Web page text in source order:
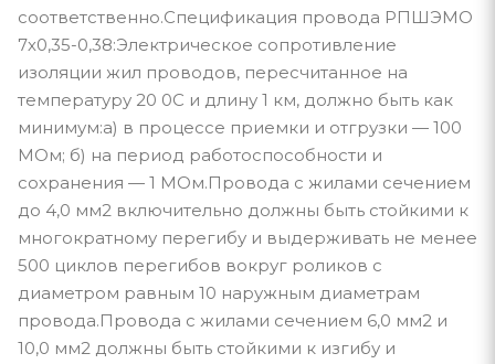
соответственно.Спецификация провода РПШЭМО
7х0,35-0,38:Электрическое сопротивление
изоляции жил проводов, пересчитанное на
температуру 20 0С и длину 1 км, должно быть как
минимум:а) в процессе приемки и отгрузки — 100
МОм; б) на период работоспособности и
сохранения — 1 МОм.Провода с жилами сечением
до 4,0 мм2 включительно должны быть стойкими к
многократному перегибу и выдерживать не менее
500 циклов перегибов вокруг роликов с
диаметром равным 10 наружным диаметрам
провода.Провода с жилами сечением 6,0 мм2 и
10,0 мм2 должны быть стойкими к изгибу и